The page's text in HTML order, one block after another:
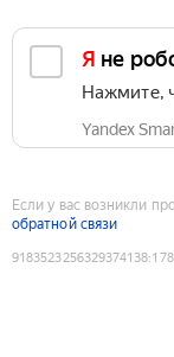
Я не
Нажмите,
Yandex
Если у вас возникли
обратной связи
9183523256329374138: